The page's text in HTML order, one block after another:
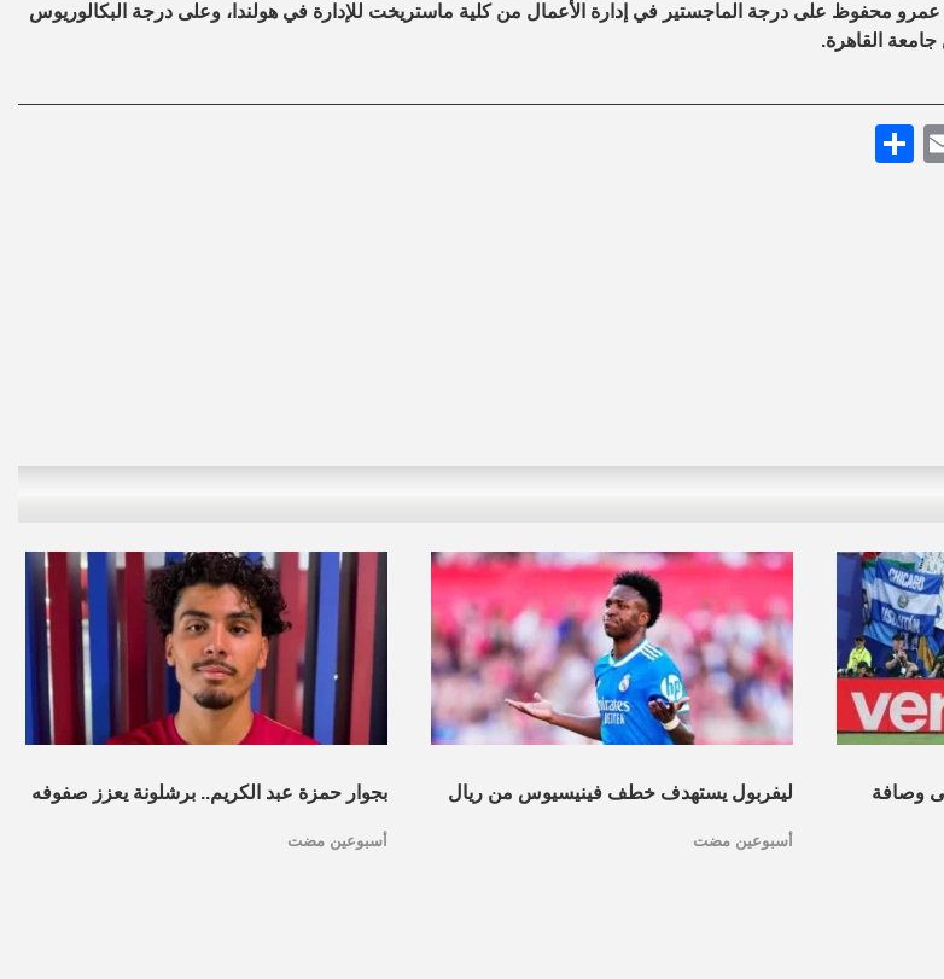
محفوظ على درجة الماجستير في إدارة الأعمال من كلية ماستريخت للإدارة في هولندا، وعلى درجة البكالوريوس
القاهرة.
Email
وصافة ليفربول يستهدف خطف فينيسيوس من ريال
أسبوعين مضت
بجوار حمزة عبد الكريم.. برشلونة يعزز صفوفه
أسبوعين مضت